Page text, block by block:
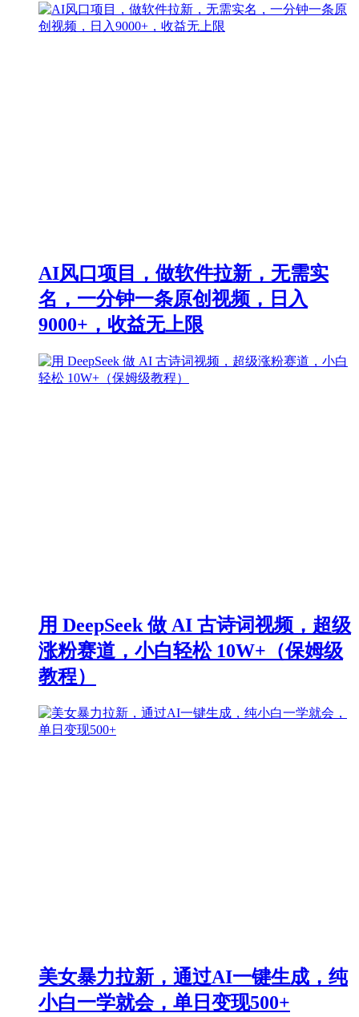
AI风口项目，做软件拉新，无需实
名，一分钟一条原创视频，日入
9000+，收益无上限
用 DeepSeek 做 AI 古诗词视频，超级
涨粉赛道，小白轻松 10W+（保姆级
教程）
美女暴力拉新，通过AI一键生成，纯
小白一学就会，单日变现500+